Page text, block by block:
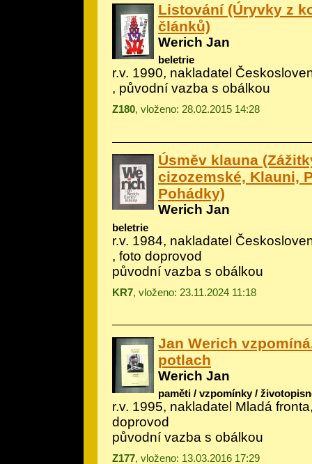
Listování (Úryvky z
článků)
Werich Jan
beletrie
r.v. 1990, nakladatel
, původní vazba s obálkou
Z180, vloženo: 28.02.2015 14:28
Úsměv klauna
cizozemské, Klauni,
Pohádky)
Werich Jan
beletrie
r.v. 1984, nakladatel
, foto doprovod
původní vazba s obálkou
KR7, vloženo: 23.11.2024 11:18
Jan Werich
potlach
Werich Jan
paměti / vzpomínky /
r.v. 1995, nakladatel Mladá
doprovod
původní vazba s obálkou
Z177, vloženo: 13.03.2016 17:29